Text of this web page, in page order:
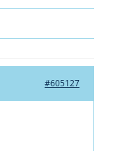
#605127